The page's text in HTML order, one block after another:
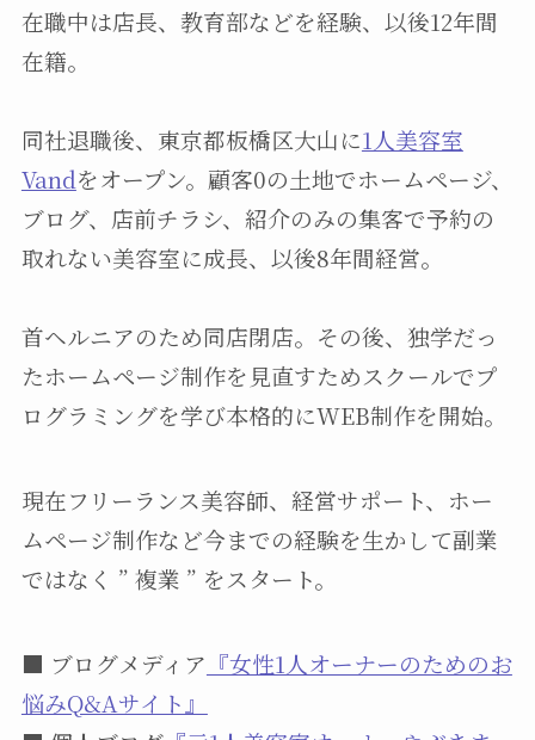
在職中は店長、教育部などを経験、以後12年間
在籍。
同社退職後、東京都板橋区大山に1人美容室
Vandをオープン。顧客0の土地でホームページ、
ブログ、店前チラシ、紹介のみの集客で予約の
取れない美容室に成長、以後8年間経営。
首ヘルニアのため同店閉店。その後、独学だっ
たホームページ制作を見直すためスクールでプ
ログラミングを学び本格的にWEB制作を開始。
現在フリーランス美容師、経営サポート、ホー
ムページ制作など今までの経験を生かして副業
ではなく ” 複業 ” をスタート。
■ ブログメディア 『女性1人オーナーのためのお
悩みQ&Aサイト』